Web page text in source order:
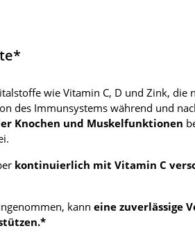
wie Vitamin C, D und Zink, die
des Immunsystems während und
Knochen und Muskelfunktionen
kontinuierlich mit Vitamin C
kann eine zuverlässige